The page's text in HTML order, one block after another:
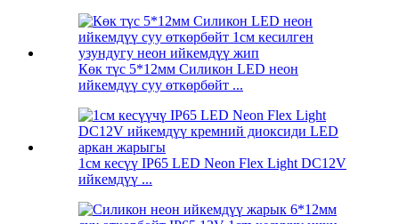
Көк түс 5*12мм Силикон LED неон
ийкемдүү суу өткөрбөйт ...
1см кесүү IP65 LED Neon Flex Light DC12V
ийкемдүү ...